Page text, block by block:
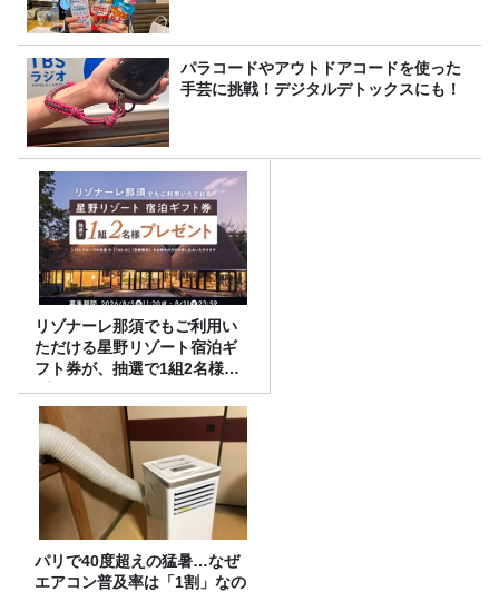
パラコードやアウトドアコードを使った
手芸に挑戦！デジタルデトックスにも！
リゾナーレ那須でもご利用い
ただける星野リゾート宿泊ギ
フト券が、抽選で1組2名様に
プレゼント！
パリで40度超えの猛暑…なぜ
エアコン普及率は「1割」なの